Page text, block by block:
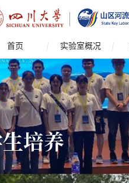
首页 实验室概况
培养